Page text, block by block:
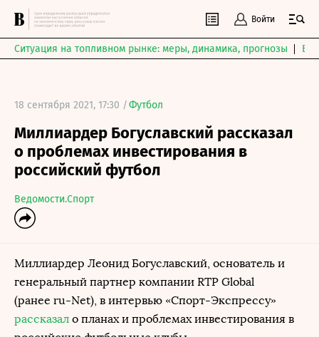
Войти
Ситуация на топливном рынке: меры, динамика, прогнозы
18 сентября 2021, 17:30 /Футбол
Миллиардер Богуславский рассказал
о проблемах инвестирования в
российский футбол
Ведомости.Спорт
Миллиардер Леонид Богуславский, основатель и
генеральный партнер компании RTP Global
(ранее ru-Net), в интервью «Спорт-Экспрессу»
рассказал о планах и проблемах инвестирования в